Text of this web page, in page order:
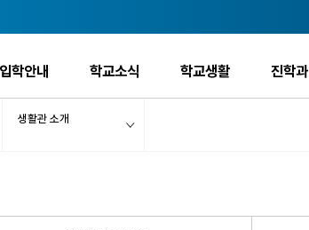
입학안내 학교소식 학교생활 진학
생활관 소개